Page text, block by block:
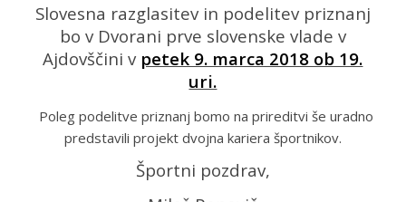
Slovesna razglasitev in podelitev priznanj
bo v Dvorani prve slovenske vlade v
Ajdovščini v petek 9. marca 2018 ob 19.
uri.
Poleg podelitve priznanj bomo na prireditvi še uradno
predstavili projekt dvojna kariera športnikov.
Športni pozdrav,